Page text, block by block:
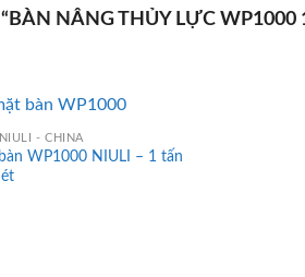
NÂNG THỦY LỰC WP1000
- CHINA
WP1000 NIULI – 1 tấn